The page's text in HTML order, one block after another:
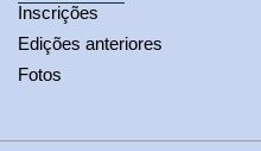
Inscrições
Edições anteriores
Fotos